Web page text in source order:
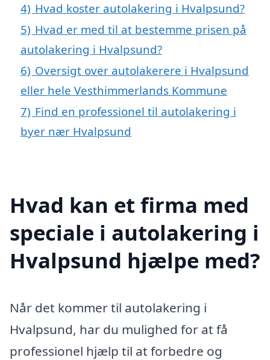
4) Hvad koster autolakering i Hvalpsund?
5) Hvad er med til at bestemme prisen på
autolakering i Hvalpsund?
6) Oversigt over autolakerere i Hvalpsund
eller hele Vesthimmerlands Kommune
7) Find en professionel til autolakering i
byer nær Hvalpsund
Hvad kan et firma med
speciale i autolakering i
Hvalpsund hjælpe med?
Når det kommer til autolakering i
Hvalpsund, har du mulighed for at få
professionel hjælp til at forbedre og